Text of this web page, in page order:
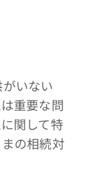
いない
重要な問
関して特
の相続対